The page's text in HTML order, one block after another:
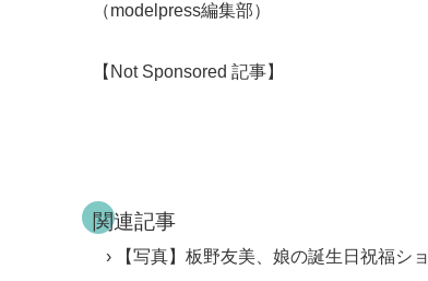
（modelpress編集部）
【Not Sponsored 記事】
関連記事
【写真】板野友美、娘の誕生日祝福シ